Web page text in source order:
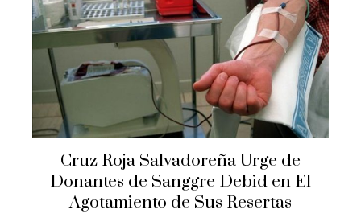
Cruz Roja Salvadoreña Urge de
Donantes de Sanggre Debid en El
Agotamiento de Sus Resertas